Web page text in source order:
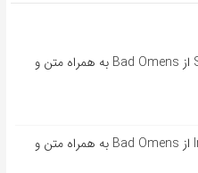
آهنگ انگلیسی Specter از Bad Omens به همراه متن و
آهنگ انگلیسی Impose از Bad Omens به همراه متن و